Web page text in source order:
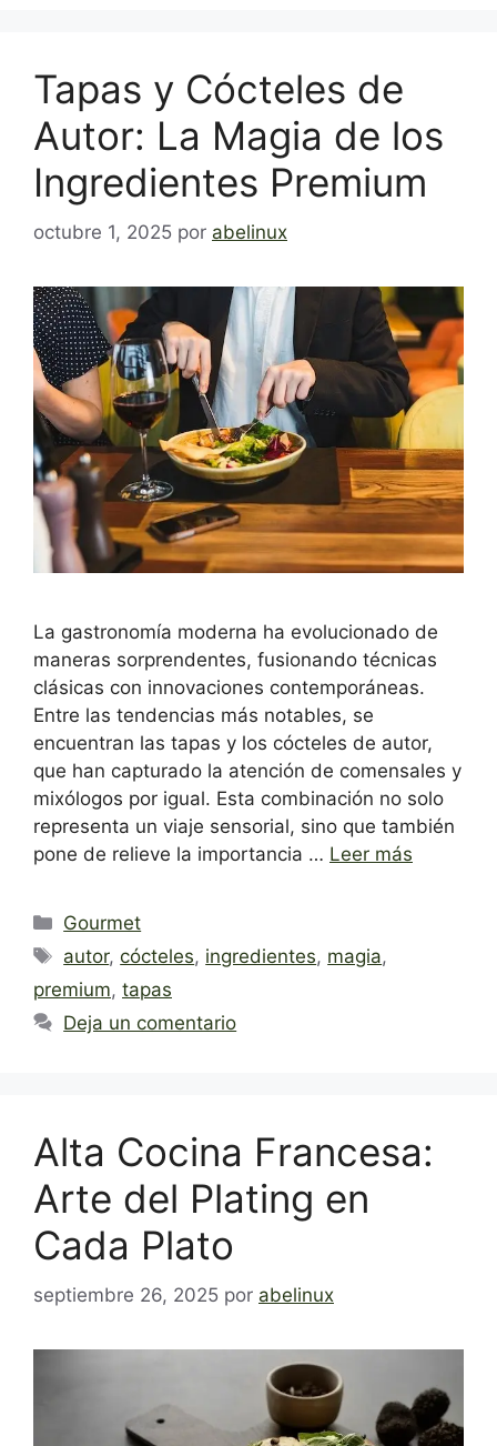
Tapas y Cócteles de
Autor: La Magia de los
Ingredientes Premium
octubre 1, 2025 por abelinux
La gastronomía moderna ha evolucionado de
maneras sorprendentes, fusionando técnicas
clásicas con innovaciones contemporáneas.
Entre las tendencias más notables, se
encuentran las tapas y los cócteles de autor,
que han capturado la atención de comensales y
mixólogos por igual. Esta combinación no solo
representa un viaje sensorial, sino que también
pone de relieve la importancia … Leer más
Categorías
Gourmet
Etiquetas
autor,cócteles, ingredientes, magia,
premium, tapas
Deja un comentario
Alta Cocina Francesa:
Arte del Plating en
Cada Plato
septiembre 26, 2025 por abelinux